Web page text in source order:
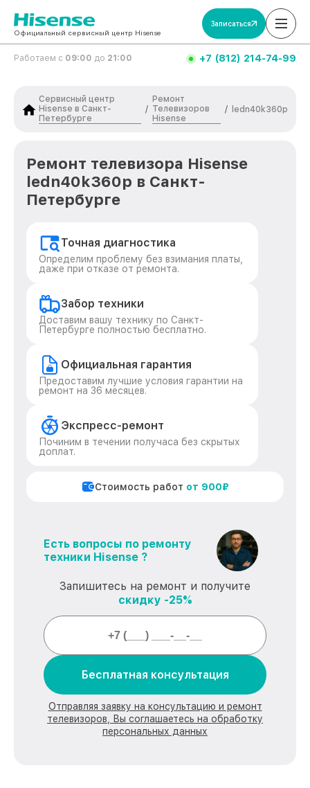
Официальный сервисный центр Hisense
Записаться
Работаем с 09:00 до 21:00 +7 (812) 214-74-99
Сервисный центр
Hisense в Санкт-
Петербурге
/
Ремонт
Телевизоров
Hisense
/ ledn40k360p
Ремонт телевизора Hisense
ledn40k360p в Санкт-
Петербурге
Точная диагностика
Определим проблему без взимания платы,
даже при отказе от ремонта.
Забор техники
Доставим вашу технику по Санкт-
Петербурге полностью бесплатно.
Официальная гарантия
Предоставим лучшие условия гарантии на
ремонт на 36 месяцев.
Экспресс-ремонт
Починим в течении получаса без скрытых
доплат.
Стоимость работ от 900₽
Есть вопросы по ремонту
техники Hisense ?
Запишитесь на ремонт и получите
скидку -25%
Бесплатная консультация
Отправляя заявку на консультацию и ремонт
телевизоров, Вы соглашаетесь на обработку
персональных данных